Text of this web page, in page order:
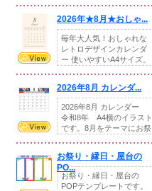
2026年★8月★おしゃ...
毎年大人気！おしゃれな
レトロデザインカレンダ
ー 使いやすいA4サイズ。
2026年8月 カレンダ...
2026年8月 カレンダー
令和8年 A4横のイラスト
です。8月をテーマにお祭
お祭り・縁日・屋台の
PO...
お祭り・縁日・屋台の
POPテンプレートです。